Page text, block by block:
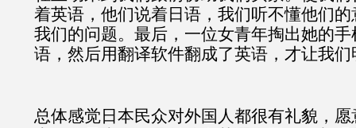
着英语，他们说着日语，我们听不懂他们
我们的问题。最后，一位女青年掏出她的
语，然后用翻译软件翻成了英语，才让我
总体感觉日本民众对外国人都很有礼貌，